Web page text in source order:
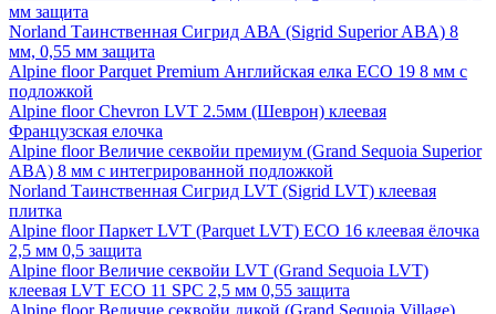
мм защита
Norland Таинственная Сигрид АВА (Sigrid Superior ABA) 8
мм, 0,55 мм защита
Alpine floor Parquet Premium Английская елка ECO 19 8 мм с
подложкой
Alpine floor Chevron LVT 2.5мм (Шеврон) клеевая
Французская елочка
Alpine floor Величие секвойи премиум (Grand Sequoia Superior
ABA) 8 мм с интегрированной подложкой
Norland Таинственная Сигрид LVT (Sigrid LVT) клеевая
плитка
Alpine floor Паркет LVT (Parquet LVT) ECO 16 клеевая ёлочка
2,5 мм 0,5 защита
Alpine floor Величие секвойи LVT (Grand Sequoia LVT)
клеевая LVT ECO 11 SPC 2,5 мм 0,55 защита
Alpine floor Величие секвойи дикой (Grand Sequoia Village)